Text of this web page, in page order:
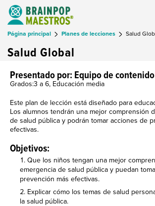
Página principal Planes de lecciones Salud
Salud Global
Presentado por: Equipo de
Grados:3 a 6, Educación media
Este plan de lección está diseñado para
Los alumnos tendrán una mejor comprensión
de salud pública y podrán tomar acciones de
efectivas.
Objetivos:
Que los niños tengan una mejor
emergencia de salud pública y puedan
prevención más efectivas.
Explicar cómo los temas de salud
la salud pública.